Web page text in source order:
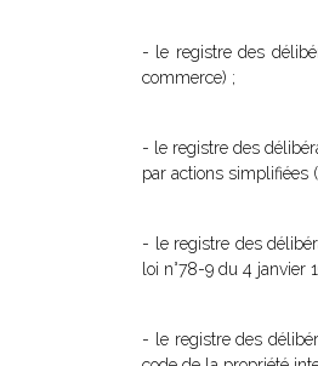
- le registre des
commerce) ;
- le registre des
par actions simplifiées
- le registre des
loi n°78-9 du 4 janvier
- le registre des